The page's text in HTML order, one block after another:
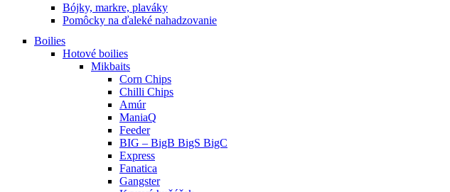
Bójky, markre, plaváky
Pomôcky na ďaleké nahadzovanie
Boilies
Hotové boilies
Mikbaits
Corn Chips
Chilli Chips
Amúr
ManiaQ
Feeder
BIG – BigB BigS BigC
Express
Fanatica
Gangster